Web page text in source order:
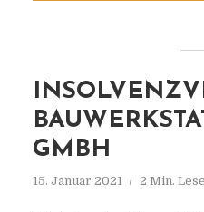
GMBH
15. Januar 2021 2 Min.